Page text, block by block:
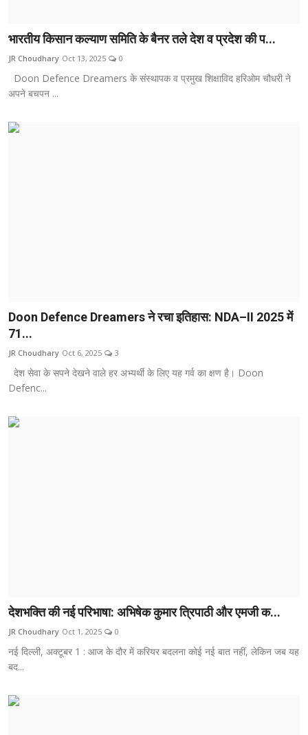
भारतीय किसान कल्याण समिति के बैनर तले देश व प्रदेश की प...
JR Choudhary Oct 13, 2025 0
Doon Defence Dreamers के संस्थापक व प्रमुख शिक्षाविद हरिओम चौधरी ने
अपने बचपन ...
Doon Defence Dreamers ने रचा इतिहास: NDA–II 2025 में
71...
JR Choudhary Oct 6, 2025 3
देश सेवा के सपने देखने वाले हर अभ्यर्थी के लिए यह गर्व का क्षण है। Doon
Defenc...
देशभक्ति की नई परिभाषा: अभिषेक कुमार त्रिपाठी और एमजी क...
JR Choudhary Oct 1, 2025 0
नई दिल्ली, अक्टूबर 1 : आज के दौर में करियर बदलना कोई नई बात नहीं, लेकिन जब यह
बद...